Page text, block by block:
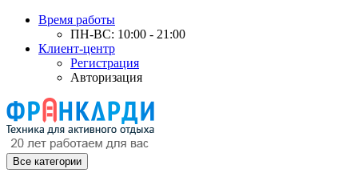
Время работы
ПН-ВС: 10:00 - 21:00
Клиент-центр
Регистрация
Авторизация
Все категории